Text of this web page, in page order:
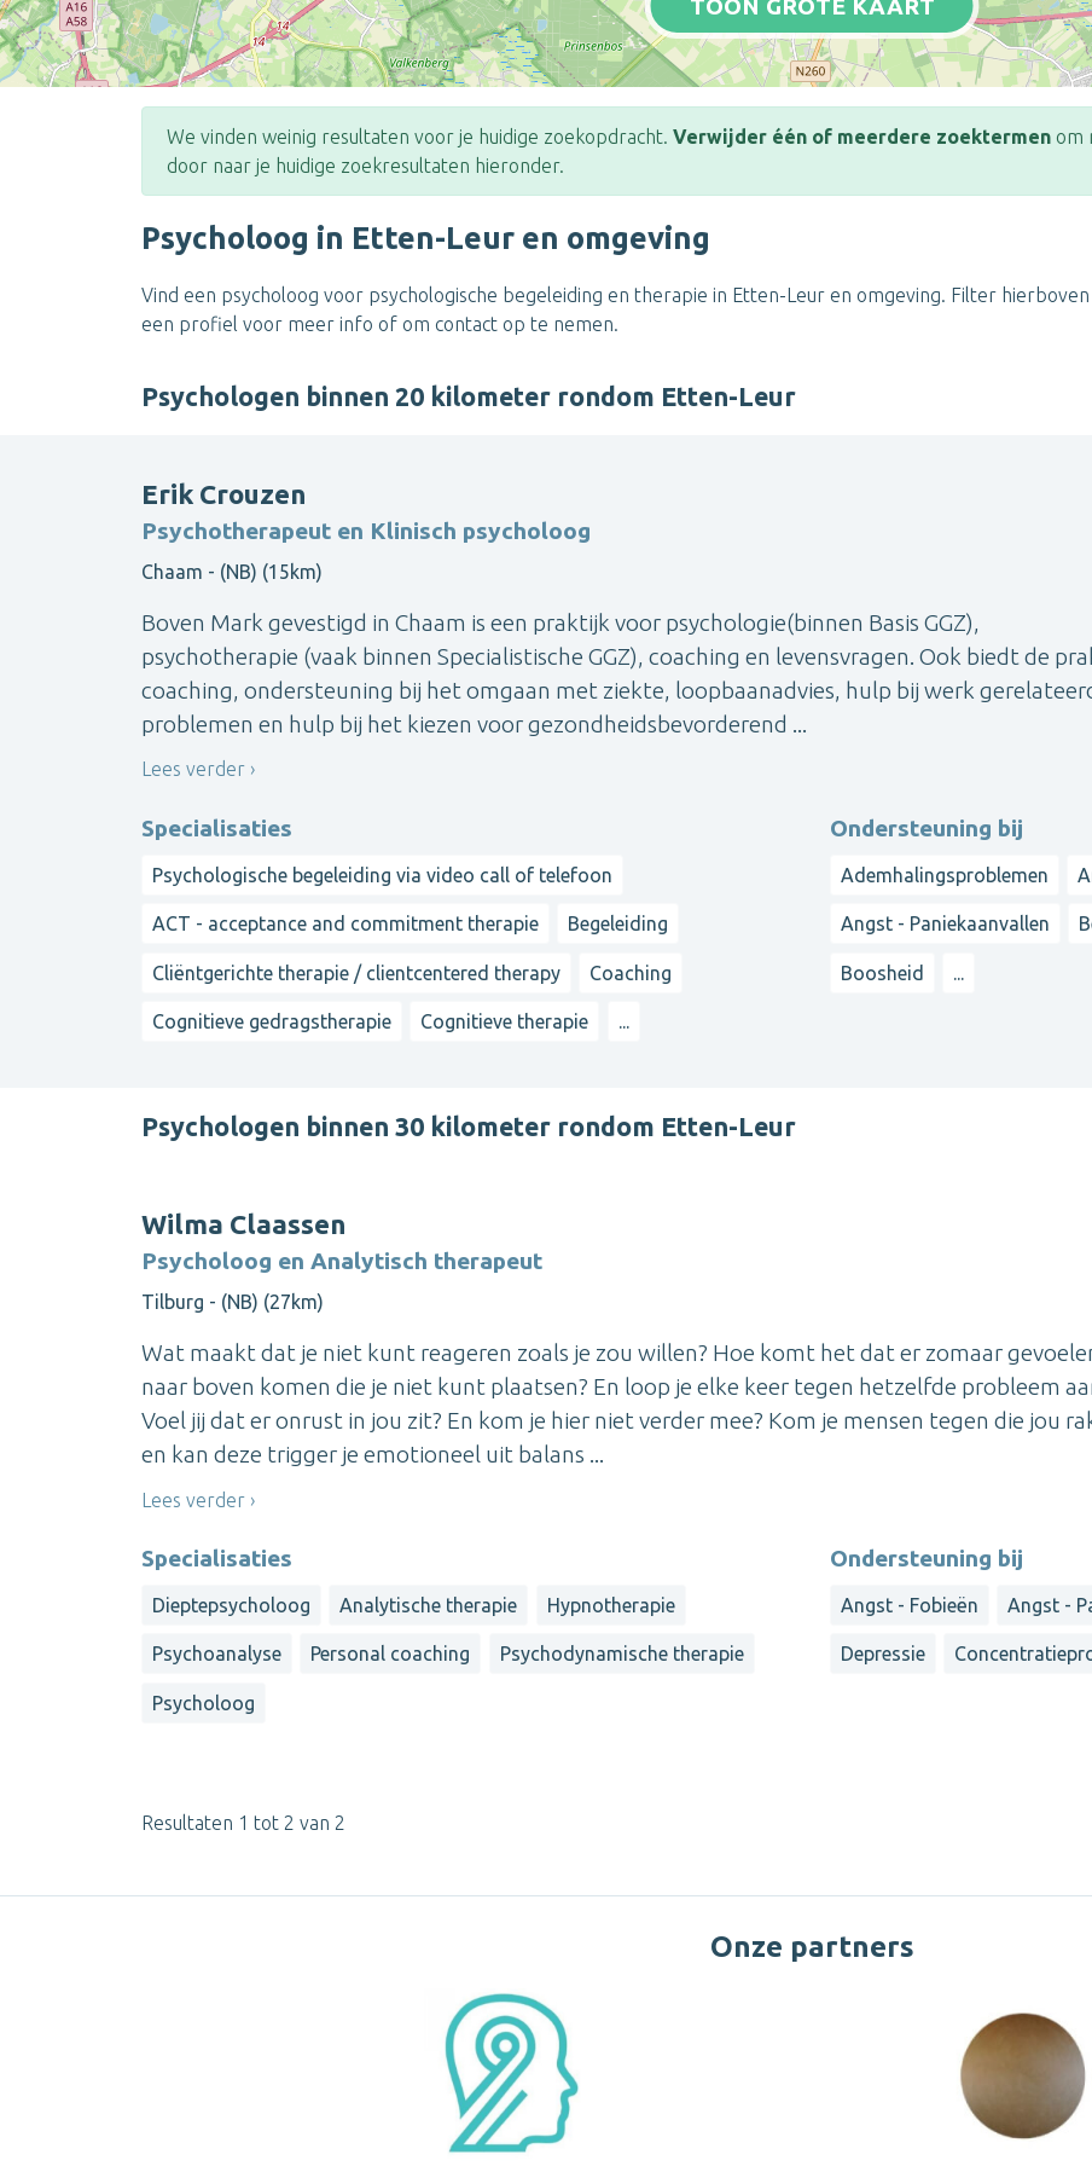
TOON GROTE KAART
We vinden weinig resultaten voor je huidige zoekopdracht. Verwijder één of meerdere zoektermen om
door naar je huidige zoekresultaten hieronder.
Psycholoog in Etten-Leur en omgeving
Vind een psycholoog voor psychologische begeleiding en therapie in Etten-Leur en omgeving. Filter
een profiel voor meer info of om contact op te nemen.
Psychologen binnen 20 kilometer rondom Etten-Leur
Erik Crouzen
Psychotherapeut en Klinisch psycholoog
Chaam - (NB) (15km)
Boven Mark gevestigd in Chaam is een praktijk voor psychologie(binnen Basis GGZ),
psychotherapie (vaak binnen Specialistische GGZ), coaching en levensvragen. Ook biedt de
coaching, ondersteuning bij het omgaan met ziekte, loopbaanadvies, hulp bij werk
problemen en hulp bij het kiezen voor gezondheidsbevorderend ...
Lees verder
Specialisaties
Psychologische begeleiding via video call of telefoon
ACT - acceptance and commitment therapie Begeleiding
Cliëntgerichte therapie / clientcentered therapy Coaching
Cognitieve gedragstherapie Cognitieve therapie ...
Ondersteuning bij
Ademhalingsproblemen
Angst - Paniekaanvallen
Boosheid
Psychologen binnen 30 kilometer rondom Etten-Leur
Wilma Claassen
Psycholoog en Analytisch therapeut
Tilburg - (NB) (27km)
Wat maakt dat je niet kunt reageren zoals je zou willen? Hoe komt het dat er zomaar
naar boven komen die je niet kunt plaatsen? En loop je elke keer tegen hetzelfde probleem
Voel jij dat er onrust in jou zit? En kom je hier niet verder mee? Kom je mensen tegen die jou
en kan deze trigger je emotioneel uit balans ...
Lees verder
Specialisaties
Dieptepsycholoog Analytische therapie Hypnotherapie
Psychoanalyse Personal coaching Psychodynamische therapie
Psycholoog
Ondersteuning bij
Angst - Fobieën Angst -
Depressie
Resultaten 1 tot 2 van 2
Onze partners